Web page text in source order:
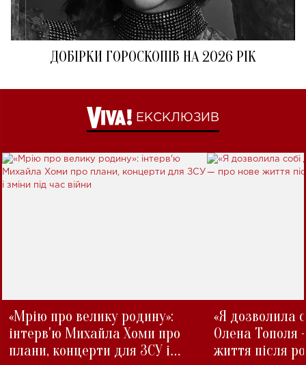
ДОБІРКИ ГОРОСКОПІВ НА 2026 РІК
ЕКСКЛЮЗИВ
«Мрію про велику родину»:
інтерв'ю Михайла Хоми про
плани, концерти для ЗСУ і
«Я дозволила
Олена Тополя
життя після